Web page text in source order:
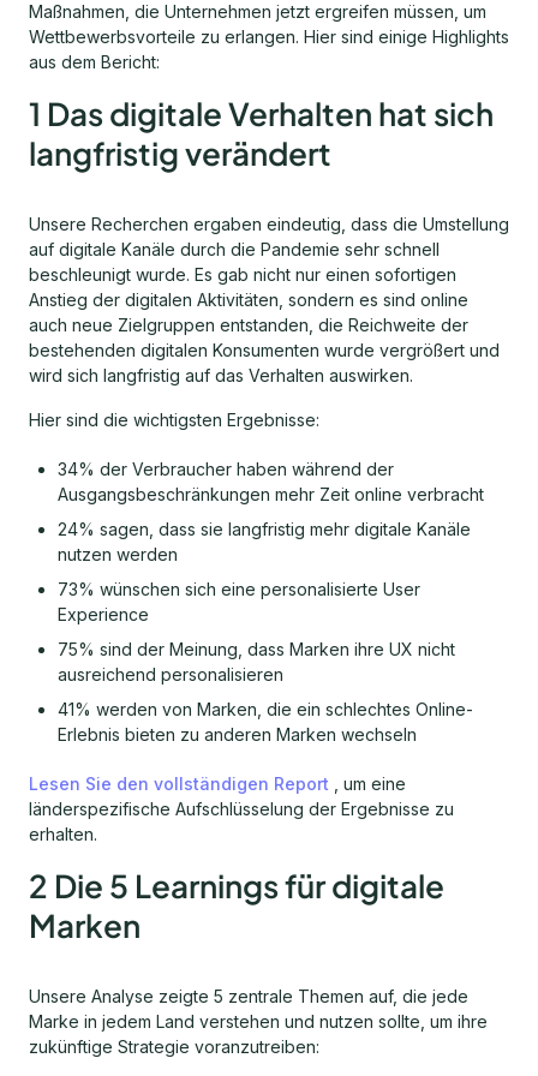
Maßnahmen, die Unternehmen jetzt ergreifen müssen, um
Wettbewerbsvorteile zu erlangen. Hier sind einige Highlights
aus dem Bericht:
1 Das digitale Verhalten hat sich
langfristig verändert
Unsere Recherchen ergaben eindeutig, dass die Umstellung
auf digitale Kanäle durch die Pandemie sehr schnell
beschleunigt wurde. Es gab nicht nur einen sofortigen
Anstieg der digitalen Aktivitäten, sondern es sind online
auch neue Zielgruppen entstanden, die Reichweite der
bestehenden digitalen Konsumenten wurde vergrößert und
wird sich langfristig auf das Verhalten auswirken.
Hier sind die wichtigsten Ergebnisse:
34% der Verbraucher haben während der
Ausgangsbeschränkungen mehr Zeit online verbracht
24% sagen, dass sie langfristig mehr digitale Kanäle
nutzen werden
73% wünschen sich eine personalisierte User
Experience
75% sind der Meinung, dass Marken ihre UX nicht
ausreichend personalisieren
41% werden von Marken, die ein schlechtes Online-
Erlebnis bieten zu anderen Marken wechseln
Lesen Sie den vollständigen Report
, um eine
länderspezifische Aufschlüsselung der Ergebnisse zu
erhalten.
2 Die 5 Learnings für digitale
Marken
Unsere Analyse zeigte 5 zentrale Themen auf, die jede
Marke in jedem Land verstehen und nutzen sollte, um ihre
zukünftige Strategie voranzutreiben: